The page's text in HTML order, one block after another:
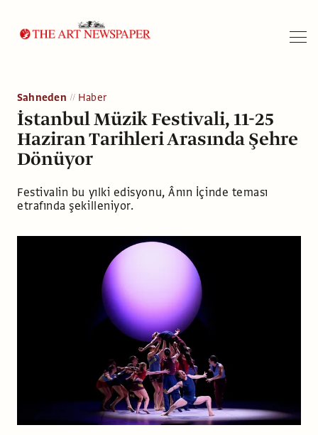
Sahneden Haber
İstanbul Müzik Festivali, 11-25
Haziran Tarihleri Arasında Şehre
Dönüyor
Festivalin bu yılki edisyonu, Ânın İçinde teması
etrafında şekilleniyor.